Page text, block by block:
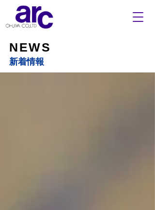
NEWS
​新着情報